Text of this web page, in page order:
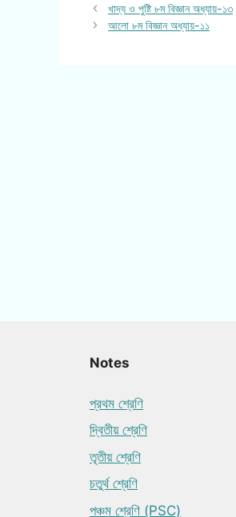
খাদ্য ও পুষ্টি ৮ম বিজ্ঞান অধ্যায়-১৩
আলো ৮ম বিজ্ঞান অধ্যায়-১১
Notes
প্রথম শ্রেণি
দ্বিতীয় শ্রেণি
তৃতীয় শ্রেণি
চতুর্থ শ্রেণি
পঞ্চম শ্রেণি (PSC)